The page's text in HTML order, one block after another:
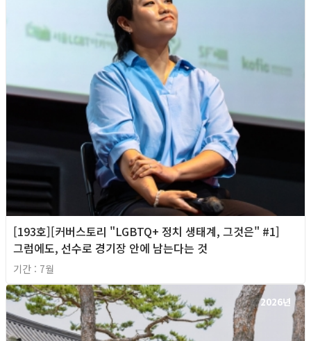
[193호][커버스토리 "LGBTQ+ 정치 생태계, 그것은" #1]
그럼에도, 선수로 경기장 안에 남는다는 것
기간 : 7월
2026년